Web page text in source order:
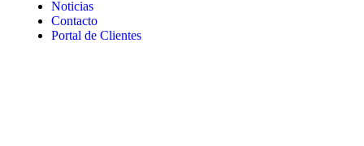
Noticias
Contacto
Portal de Clientes